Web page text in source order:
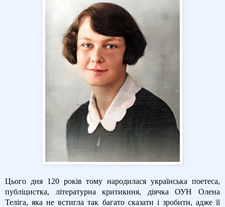
Цього дня 120 років тому народилася українська поетеса,
публіцистка, літературна критикиня, діячка ОУН Олена
Теліга, яка не встигла так багато сказати і зробити, адже її